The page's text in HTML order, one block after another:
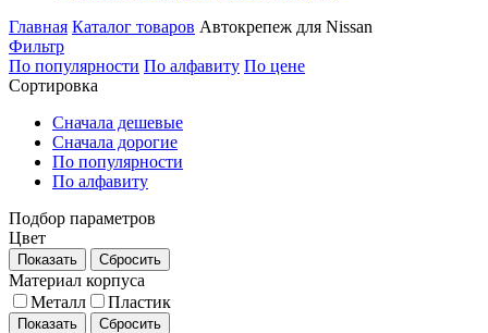
Главная Каталог товаров Автокрепеж для Nissan
Фильтр
По популярности По алфавиту По цене
Сортировка
Сначала дешевые
Сначала дорогие
По популярности
По алфавиту
Подбор параметров
Цвет
Показать Сбросить
Материал корпуса
Металл
Пластик
Показать Сбросить